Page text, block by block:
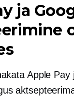
ja
Apple Pay